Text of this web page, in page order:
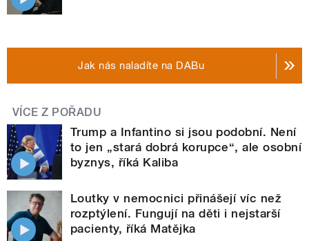
Jak nás naladíte na DABu
VÍCE Z POŘADU
Trump a Infantino si jsou podobní. Není
to jen „stará dobrá korupce“, ale osobní
byznys, říká Kaliba
Loutky v nemocnici přinášejí víc než
rozptýlení. Fungují na děti i nejstarší
pacienty, říká Matějka